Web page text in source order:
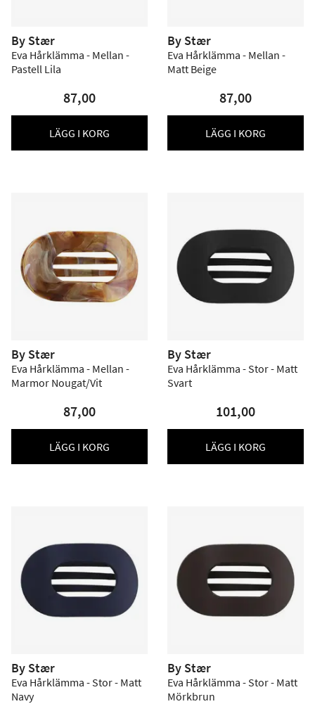
By Stær
Eva Hårklämma - Mellan -
Pastell Lila
87,00
LÄGG I KORG
By Stær
Eva Hårklämma - Mellan -
Matt Beige
87,00
LÄGG I KORG
By Stær
Eva Hårklämma - Mellan -
Marmor Nougat/Vit
87,00
LÄGG I KORG
By Stær
Eva Hårklämma - Stor - Matt
Svart
101,00
LÄGG I KORG
By Stær
Eva Hårklämma - Stor - Matt
Navy
By Stær
Eva Hårklämma - Stor - Matt
Mörkbrun